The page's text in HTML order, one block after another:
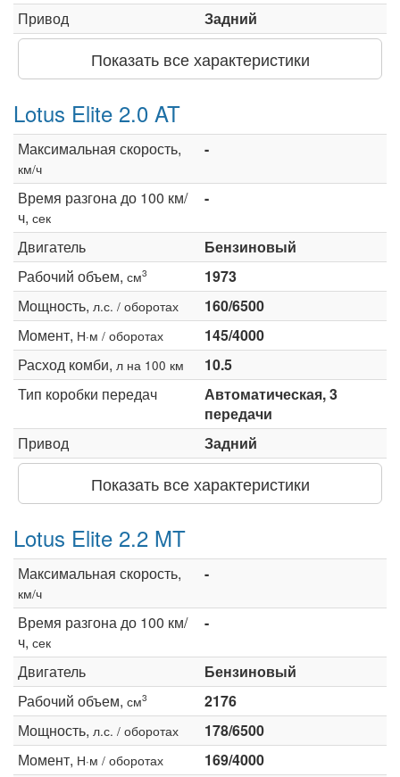
Привод
Задний
Показать все характеристики
Lotus Elite 2.0 AT
Максимальная скорость,
км/ч
-
Время разгона до 100 км/
ч, сек
-
Двигатель
Бензиновый
Рабочий объем, см3
1973
Мощность, л.с. / оборотах
160/6500
Момент, Н·м / оборотах
145/4000
Расход комби, л на 100 км
10.5
Тип коробки передач
Автоматическая, 3
передачи
Привод
Задний
Показать все характеристики
Lotus Elite 2.2 MT
Максимальная скорость,
км/ч
-
Время разгона до 100 км/
ч, сек
-
Двигатель
Бензиновый
Рабочий объем, см3
2176
Мощность, л.с. / оборотах
178/6500
Момент, Н·м / оборотах
169/4000